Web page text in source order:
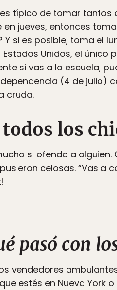
es típico de tomar
en jueves, entonces
Y si es posible, toma el
Estados Unidos, el
si vas a la escuela,
(4 de julio)
cruda.
todos los
si ofendo a
celosas. “Vas a
pasó con
vendedores
estés en Nueva York